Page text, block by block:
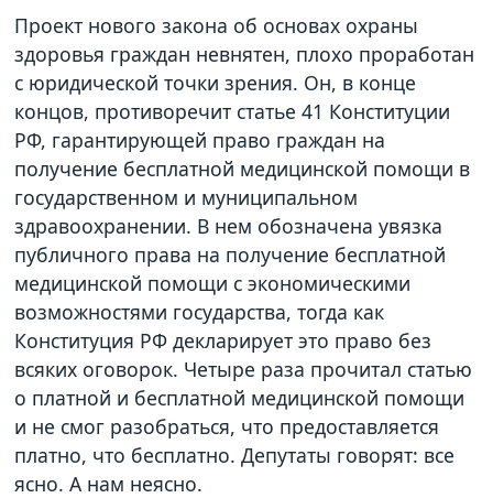
Проект нового закона об основах охраны
здоровья граждан невнятен, плохо проработан
с юридической точки зрения. Он, в конце
концов, противоречит статье 41 Конституции
РФ, гарантирующей право граждан на
получение бесплатной медицинской помощи в
государственном и муниципальном
здравоохранении. В нем обозначена увязка
публичного права на получение бесплатной
медицинской помощи с экономическими
возможностями государства, тогда как
Конституция РФ декларирует это право без
всяких оговорок. Четыре раза прочитал статью
о платной и бесплатной медицинской помощи
и не смог разобраться, что предоставляется
платно, что бесплатно. Депутаты говорят: все
ясно. А нам неясно.